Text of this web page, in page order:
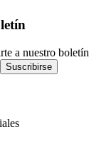
a nuestro boletín
Suscribirse